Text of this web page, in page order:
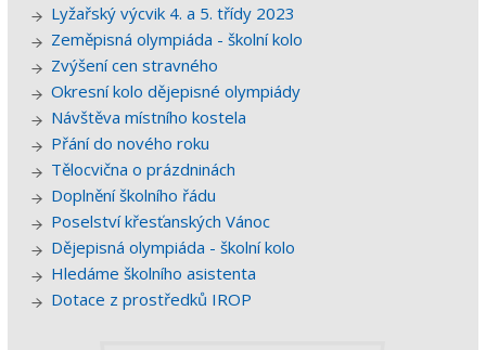
Lyžařský výcvik 4. a 5. třídy 2023
Zeměpisná olympiáda - školní kolo
Zvýšení cen stravného
Okresní kolo dějepisné olympiády
Návštěva místního kostela
Přání do nového roku
Tělocvična o prázdninách
Doplnění školního řádu
Poselství křesťanských Vánoc
Dějepisná olympiáda - školní kolo
Hledáme školního asistenta
Dotace z prostředků IROP